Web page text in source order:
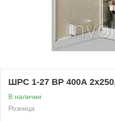
ШРС 1-27 ВР 400А
В наличии
Розница